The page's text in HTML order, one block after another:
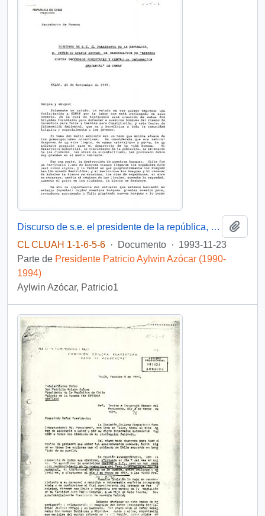
Discurso de s.e. el presidente de la república, D. Patricio Aylwin Azócar, en inauguración de "brigada contra incendios forestales y centro de información ambiental" de CONAF
CL CLUAH 1-1-6-5-6 · Documento · 1993-11-23
Parte de Presidente Patricio Aylwin Azócar (1990-
1994)
Aylwin Azócar, Patricio1